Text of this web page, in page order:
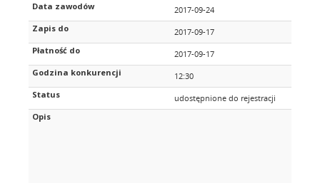
Data zawodów
2017-09-24
Zapis do
2017-09-17
Płatność do
2017-09-17
Godzina konkurencji
12:30
Status
udostępnione do rejestracji
Opis